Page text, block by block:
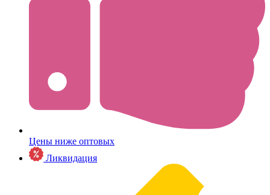
Цены ниже оптовых
Ликвидация